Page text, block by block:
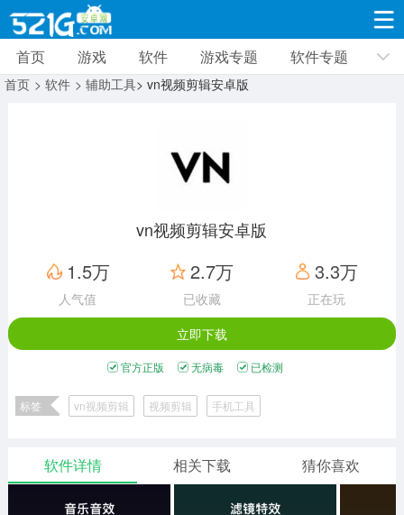
游戏 软件 游戏专题 软件专题 新闻资讯
动作闯关
赛车竞速
3624款应用
卡牌对战
2045款应用
体育运动
1276款应用
手游辅助
1957款应用
二次元
模拟经营
仙侠手游
484款应用
手赚网赚
446款应用
绝地求生
首页 游戏 软件 游戏专题 软件专题
首页 > 软件 > 辅助工具> vn视频剪辑安卓版
vn视频剪辑安卓版
1.5万
人气值
2.7万
已收藏
3.3万
正在玩
立即下载
官方正版 无病毒 已检测
标签 vn视频剪辑 视频剪辑 手机工具
软件详情 相关下载 猜你喜欢